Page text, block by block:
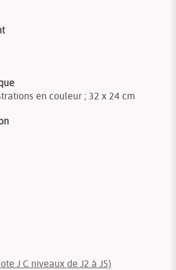
en couleur ; 32 x 24 cm
J C niveaux de J2 à J5)